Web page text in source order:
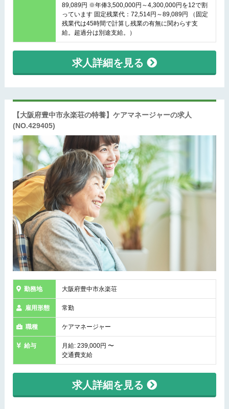
89,089円 ※年俸3,500,000円～4,300,000円を12で割
っています 固定残業代：72,514円～89,089円 （固定
残業代は45時間で計算し残業の有無に関わらす支
給。超過分は別途支給。）
求人詳細を見る
【大阪府豊中市永楽荘の特養】ケアマネージャーの求人
(NO.429405)
勤務地 大阪府豊中市永楽荘
雇用形態 常勤
職種 ケアマネージャー
給与
月給: 239,000円 〜
交通費支給
求人詳細を見る